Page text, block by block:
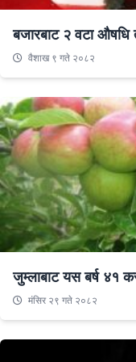
बजारबाट २ वटा औषधि
वैशाख ९ गते २०८२
जुम्लाबाट यस बर्ष ४१
मंसिर २९ गते २०८२